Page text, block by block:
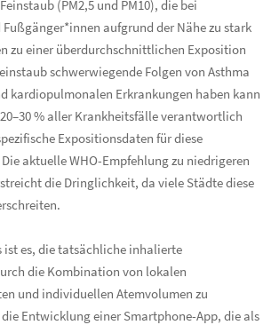
(PM2,5 und PM10), die bei
aufgrund der Nähe zu stark
zu einer überdurchschnittlichen Exposition
schwerwiegende Folgen von Asthma
kardiopulmonalen Erkrankungen haben kann
% aller Krankheitsfälle verantwortlich
Expositionsdaten für diese
aktuelle WHO-Empfehlung zu niedrigeren
die Dringlichkeit, da viele Städte diese
ist es, die tatsächliche inhalierte
die Kombination von lokalen
und individuellen Atemvolumen zu
Entwicklung einer Smartphone-App, die als